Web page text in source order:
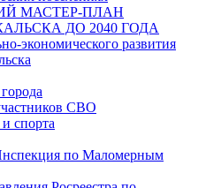
МАСТЕР-ПЛАН
ДО 2040 ГОДА
экономического развития
СВО
спорта
по Маломерным